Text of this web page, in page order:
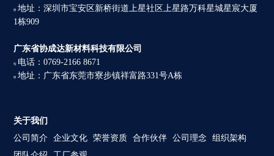
地址：深圳市宝安区新桥街道上星社区上星路万科星城星宸大厦
1栋909
广东省协成达新材料科技有限公司
电话：0769-2166 8671
地址：广东省东莞市寮步镇祥富路331号A栋
关于我们
公司简介 企业文化 荣誉资质 合作伙伴 公司理念
组织架构